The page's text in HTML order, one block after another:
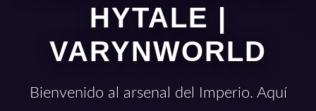
HYTALE |
VARYNWORLD
Bienvenido al arsenal del Imperio. Aquí